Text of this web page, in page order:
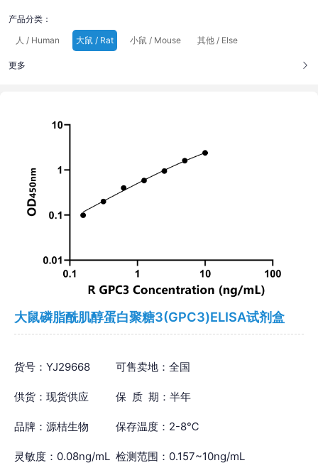
产品分类：
人 / Human
大鼠 / Rat 小鼠 / Mouse 其他 / Else
更多
大鼠磷脂酰肌醇蛋白聚糖3(GPC3)ELISA试剂盒
货号：YJ29668 可售卖地：全国
供货：现货供应 保 质 期：半年
品牌：源桔生物 保存温度：2-8℃
灵敏度：0.08ng/mL 检测范围：0.157~10ng/mL